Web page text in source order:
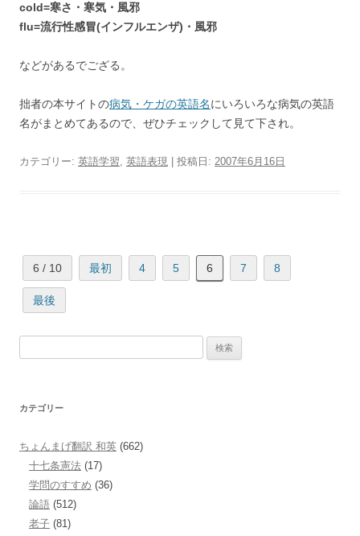
cold=寒さ・寒気・風邪
flu=流行性感冒(インフルエンザ)・風邪
などがあるでござる。
拙者の本サイトの病気・ケガの英語名にいろいろな病気の英語
名がまとめてあるので、ぜひチェックして見て下され。
カテゴリー: 英語学習, 英語表現 | 投稿日: 2007年6月16日
6 / 10 最初 4 5 6 7 8
最後
カテゴリー
ちょんまげ翻訳 和英 (662)
十七条憲法 (17)
学問のすすめ (36)
論語 (512)
老子 (81)